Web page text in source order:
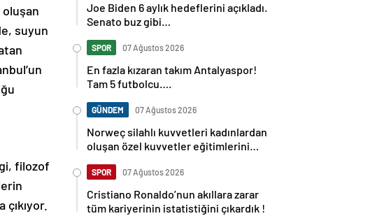
suyun
filozof
Joe Biden 6 aylık hedeflerini açıkladı.
Senato buz gibi…
SPOR 07 Ağustos 2026
En fazla kızaran takım Antalyaspor!
Tam 5 futbolcu….
GÜNDEM 07 Ağustos 2026
Norweç silahlı kuvvetleri kadınlardan
oluşan özel kuvvetler eğitimlerini
SPOR 07 Ağustos 2026
Cristiano Ronaldo’nun akıllara zarar
tüm kariyerinin istatistiğini çıkardık !